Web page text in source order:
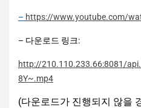
– https://www.youtube.com/
– 다운로드 링크:
http://210.110.233.66:8081/
8Y~.mp4
(다운로드가 진행되지 않을